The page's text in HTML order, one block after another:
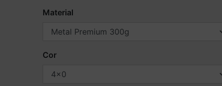
Material
Cor